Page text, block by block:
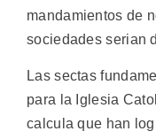
mandamientos de
sociedades serian
Las sectas
para la Iglesia
calcula que han